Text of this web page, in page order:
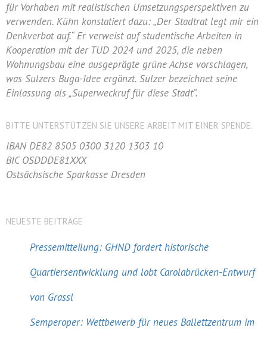
für Vorhaben mit realistischen Umsetzungsperspektiven zu
verwenden. Kühn konstatiert dazu: „Der Stadtrat legt mir ein
Denkverbot auf.“ Er verweist auf studentische Arbeiten in
Kooperation mit der TUD 2024 und 2025, die neben
Wohnungsbau eine ausgeprägte grüne Achse vorschlagen,
was Sulzers Buga-Idee ergänzt. Sulzer bezeichnet seine
Einlassung als „Superweckruf für diese Stadt“.
BITTE UNTERSTÜTZEN SIE UNSERE ARBEIT MIT EINER SPENDE.
IBAN DE82 8505 0300 3120 1303 10
BIC OSDDDE81XXX
Ostsächsische Sparkasse Dresden
NEUESTE BEITRÄGE
Pressemitteilung: GHND fordert historische
Quartiersentwicklung und lobt Carolabrücken-Entwurf
von Grassl
Semperoper: Wettbewerb für neues Ballettzentrum im